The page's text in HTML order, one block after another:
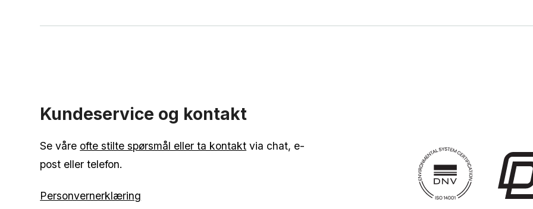
Kundeservice og kontakt
Se våre ofte stilte spørsmål eller ta kontakt via chat, e-
post eller telefon.
Personvernerklæring